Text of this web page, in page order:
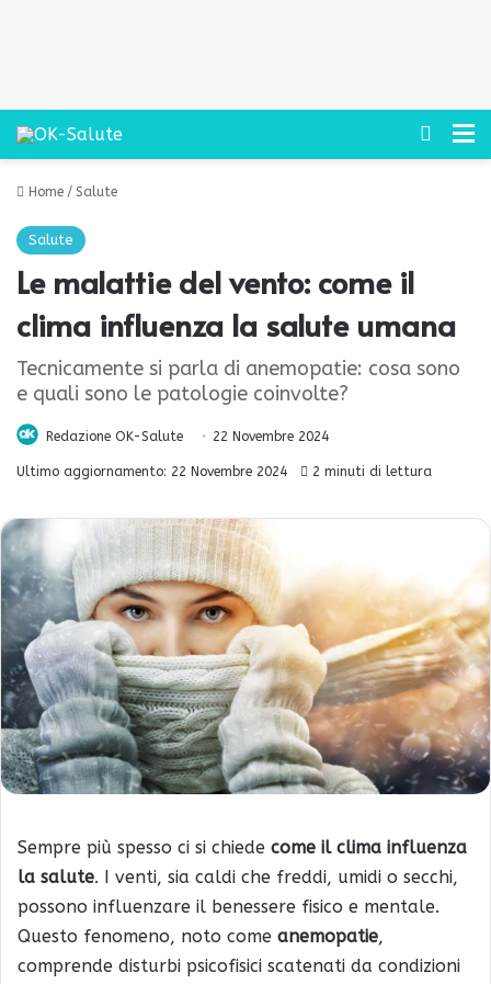
Cerca
Home / Salute
Salute
Le malattie del vento: come il
clima influenza la salute umana
Tecnicamente si parla di anemopatie: cosa sono
e quali sono le patologie coinvolte?
Redazione OK-Salute 22 Novembre 2024
Ultimo aggiornamento: 22 Novembre 2024 2 minuti di lettura
Sempre più spesso ci si chiede come il clima influenza
la salute. I venti, sia caldi che freddi, umidi o secchi,
possono influenzare il benessere fisico e mentale.
Questo fenomeno, noto come anemopatie,
comprende disturbi psicofisici scatenati da condizioni